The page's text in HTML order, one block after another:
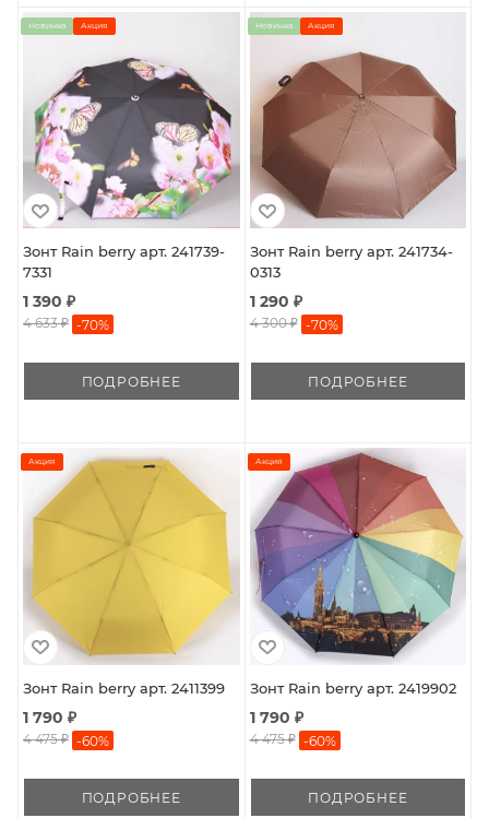
Новинка Акция
Зонт Rain berry арт. 241739-
7331
1 390 ₽
4 633 ₽ -70%
ПОДРОБНЕЕ
Новинка Акция
Зонт Rain berry арт. 241734-
0313
1 290 ₽
4 300 ₽ -70%
ПОДРОБНЕЕ
Акция
Зонт Rain berry арт. 2411399
1 790 ₽
4 475 ₽ -60%
ПОДРОБНЕЕ
Акция
Зонт Rain berry арт. 2419902
1 790 ₽
4 475 ₽ -60%
ПОДРОБНЕЕ